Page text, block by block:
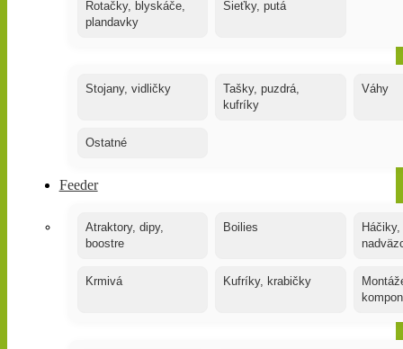
Rotačky, blyskáče,
plandavky
Sieťky, putá
Stojany, vidličky
Tašky, puzdrá,
kufríky
Váhy
Ostatné
Feeder
Atraktory, dipy,
boostre
Boilies
Krmivá Kufríky, krabičky